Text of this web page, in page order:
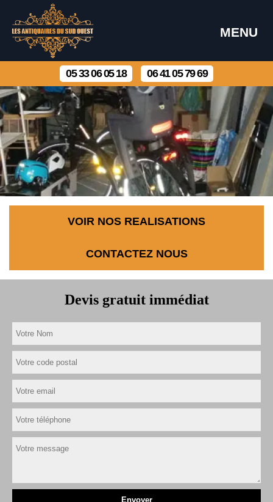
MENU
05 33 06 05 18 06 41 05 79 69
VOIR NOS REALISATIONS
CONTACTEZ NOUS
Devis gratuit immédiat